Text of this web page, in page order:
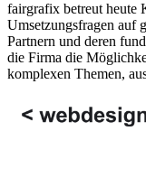
fairgrafix betreut heute
Umsetzungsfragen auf
Partnern und deren
die Firma die
komplexen Themen,